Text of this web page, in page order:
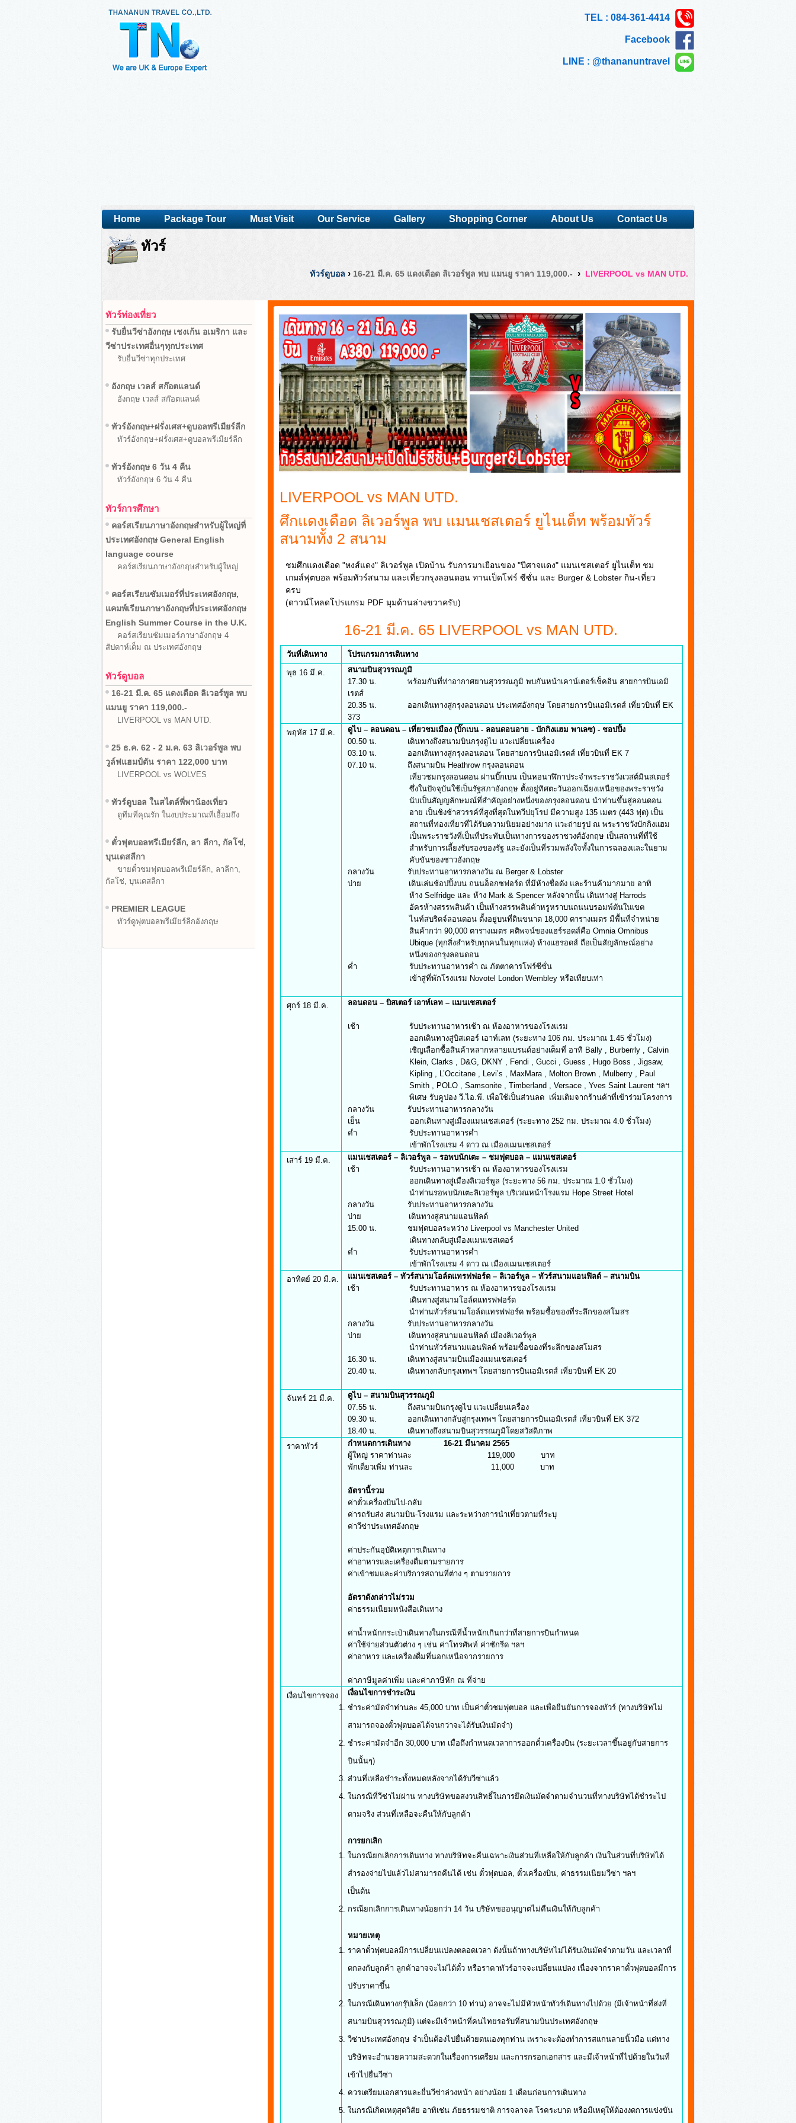
TEL : 084-361-4414
Facebook
LINE : @thananuntravel
Home Package Tour Must Visit Our Service Gallery Shopping Corner About Us Contact Us
ทัวร์
ทัวร์ดูบอล › 16-21 มี.ค. 65 แดงเดือด ลิเวอร์พูล พบ แมนยู ราคา 119,000.- › LIVERPOOL vs MAN UTD.
ทัวร์ท่องเที่ยว
รับยื่นวีซ่าอังกฤษ เชงเก้น อเมริกา และ
วีซ่าประเทศอื่นๆทุกประเทศ
รับยื่นวีซ่าทุกประเทศ
อังกฤษ เวลส์ สก๊อตแลนด์
อังกฤษ เวลส์ สก๊อตแลนด์
ทัวร์อังกฤษ+ฝรั่งเศส+ดูบอลพรีเมียร์ลีก
ทัวร์อังกฤษ+ฝรั่งเศส+ดูบอลพรีเมียร์ลีก
ทัวร์อังกฤษ 6 วัน 4 คืน
ทัวร์อังกฤษ 6 วัน 4 คืน
ทัวร์การศึกษา
คอร์สเรียนภาษาอังกฤษสำหรับผู้ใหญ่ที่
ประเทศอังกฤษ General English
language course
คอร์สเรียนภาษาอังกฤษสำหรับผู้ใหญ่
คอร์สเรียนซัมเมอร์ที่ประเทศอังกฤษ,
แคมพ์เรียนภาษาอังกฤษที่ประเทศอังกฤษ
English Summer Course in the U.K.
คอร์สเรียนซัมเมอร์ภาษาอังกฤษ 4
สัปดาห์เต็ม ณ ประเทศอังกฤษ
ทัวร์ดูบอล
16-21 มี.ค. 65 แดงเดือด ลิเวอร์พูล พบ
แมนยู ราคา 119,000.-
LIVERPOOL vs MAN UTD.
25 ธ.ค. 62 - 2 ม.ค. 63 ลิเวอร์พูล พบ
วูล์ฟแฮมป์ตัน ราคา 122,000 บาท
LIVERPOOL vs WOLVES
ทัวร์ดูบอล ในสไตล์พี่พาน้องเที่ยว
ดูทีมที่คุณรัก ในงบประมาณที่เอื้อมถึง
ตั๋วฟุตบอลพรีเมียร์ลีก, ลา ลีกา, กัลโช่,
บุนเดสลีกา
ขายตั๋วชมฟุตบอลพรีเมียร์ลีก, ลาลีกา,
กัลโช่, บุนเดสลีกา
PREMIER LEAGUE
ทัวร์ดูฟุตบอลพรีเมียร์ลีกอังกฤษ
LIVERPOOL vs MAN UTD.
ศึกแดงเดือด ลิเวอร์พูล พบ แมนเชสเตอร์ ยูไนเต็ท พร้อมทัวร์
สนามทั้ง 2 สนาม
ชมศึกแดงเดือด "หงส์แดง" ลิเวอร์พูล เปิดบ้าน รับการมาเยือนของ "ปีศาจแดง" แมนเชสเตอร์ ยูไนเต็ท ชม
เกมส์ฟุตบอล พร้อมทัวร์สนาม และเที่ยวกรุงลอนดอน ทานเป็ดโฟร์ ซีซั่น และ Burger & Lobster กิน-เที่ยว
ครบ
(ดาวน์โหลดโปรแกรม PDF มุมด้านล่างขวาครับ)
16-21 มี.ค. 65 LIVERPOOL vs MAN UTD.
วันที่เดินทาง โปรแกรมการเดินทาง
พุธ 16 มี.ค.
สนามบินสุวรรณภูมิ
17.30 น. พร้อมกันที่ท่าอากาศยานสุวรรณภูมิ พบกันหน้าเคาน์เตอร์เช็คอิน สายการบินเอมิ
เรตส์
20.35 น. ออกเดินทางสู่กรุงลอนดอน ประเทศอังกฤษ โดยสายการบินเอมิเรตส์ เที่ยวบินที่ EK
373
พฤหัส 17 มี.ค.
ดูไบ – ลอนดอน – เที่ยวชมเมือง (บิ๊กเบน - ลอนดอนอาย - บักกิงแฮม พาเลซ) - ชอปปิ้ง
00.50 น. เดินทางถึงสนามบินกรุงดูไบ แวะเปลี่ยนเครื่อง
03.10 น. ออกเดินทางสู่กรุงลอนดอน โดยสายการบินเอมิเรตส์ เที่ยวบินที่ EK 7
07.10 น. ถึงสนามบิน Heathrow กรุงลอนดอน
เที่ยวชมกรุงลอนดอน ผ่านบิ๊กเบน เป็นหอนาฬิกาประจำพระราชวังเวสต์มินสเตอร์
ซึ่งในปัจจุบันใช้เป็นรัฐสภาอังกฤษ ตั้งอยู่ทิศตะวันออกเฉียงเหนือของพระราชวัง
นับเป็นสัญญลักษมณ์ที่สำคัญอย่างหนึ่งของกรุงลอนดอน นำท่านขึ้นสู่ลอนดอน
อาย เป็นชิงช้าสวรรค์ที่สูงที่สุดในทวีปยุโรป มีความสูง 135 เมตร (443 ฟุต) เป็น
สถานที่ท่องเที่ยวที่ได้รับความนิยมอย่างมาก แวะถ่ายรูป ณ พระราชวังบักกิงแฮม
เป็นพระราชวังที่เป็นที่ประทับเป็นทางการของราชวงศ์อังกฤษ เป็นสถานที่ที่ใช้
สำหรับการเลี้ยงรับรองของรัฐ และยังเป็นที่รวมพลังใจทั้งในการฉลองและในยาม
คับขันของชาวอังกฤษ
กลางวัน รับประทานอาหารกลางวัน ณ Berger & Lobster
บ่าย เดินเล่นช้อปปิ้งบน ถนนอ็อกซฟอร์ด ที่มีห้างชื่อดัง และร้านค้ามากมาย อาทิ
ห้าง Selfridge และ ห้าง Mark & Spencer หลังจากนั้น เดินทางสู่ Harrods
อัครห้างสรรพสินค้า เป็นห้างสรรพสินค้าหรูหราบนถนนบรอมพ์ตันในเขต
ไนท์สบริดจ์ลอนดอน ตั้งอยู่บนที่ดินขนาด 18,000 ตารางเมตร มีพื้นที่จำหน่าย
สินค้ากว่า 90,000 ตารางเมตร คติพจน์ของแฮร์รอดส์คือ Omnia Omnibus
Ubique (ทุกสิ่งสำหรับทุกคนในทุกแห่ง) ห้างแฮรอดส์ ถือเป็นสัญลักษณ์อย่าง
หนึ่งของกรุงลอนดอน
ค่ำ รับประทานอาหารค่ำ ณ ภัตตาคารโฟร์ซีซั่น
เข้าสู่ที่พักโรงแรม Novotel London Wembley หรือเทียบเท่า
ศุกร์ 18 มี.ค. ลอนดอน – บิสเตอร์ เอาท์เลท – แมนเชสเตอร์
เช้า รับประทานอาหารเช้า ณ ห้องอาหารของโรงแรม
ออกเดินทางสู่บิสเตอร์ เอาท์เลท (ระยะทาง 106 กม. ประมาณ 1.45 ชั่วโมง)
เชิญเลือกซื้อสินค้าหลากหลายแบรนด์อย่างเต็มที่ อาทิ Bally , Burberrly , Calvin
Klein, Clarks , D&G, DKNY , Fendi , Gucci , Guess , Hugo Boss , Jigsaw,
Kipling , L’Occitane , Levi’s , MaxMara , Molton Brown , Mulberry , Paul
Smith , POLO , Samsonite , Timberland , Versace , Yves Saint Laurent ฯลฯ
พิเศษ รับคูปอง วี.ไอ.พี. เพื่อใช้เป็นส่วนลด เพิ่มเติมจากร้านค้าที่เข้าร่วมโครงการ
กลางวัน รับประทานอาหารกลางวัน
เย็น ออกเดินทางสู่เมืองแมนเชสเตอร์ (ระยะทาง 252 กม. ประมาณ 4.0 ชั่วโมง)
ค่ำ รับประทานอาหารค่ำ
เข้าพักโรงแรม 4 ดาว ณ เมืองแมนเชสเตอร์
เสาร์ 19 มี.ค.
แมนเชสเตอร์ – ลิเวอร์พูล – รอพบนักเตะ – ชมฟุตบอล – แมนเชสเตอร์
เช้า รับประทานอาหารเช้า ณ ห้องอาหารของโรงแรม
ออกเดินทางสู่เมืองลิเวอร์พูล (ระยะทาง 56 กม. ประมาณ 1.0 ชั่วโมง)
นำท่านรอพบนักเตะลิเวอร์พูล บริเวณหน้าโรงแรม Hope Street Hotel
กลางวัน รับประทานอาหารกลางวัน
บ่าย เดินทางสู่สนามแอนฟิลด์
15.00 น. ชมฟุตบอลระหว่าง Liverpool vs Manchester United
เดินทางกลับสู่เมืองแมนเชสเตอร์
ค่ำ รับประทานอาหารค่ำ
เข้าพักโรงแรม 4 ดาว ณ เมืองแมนเชสเตอร์
อาทิตย์ 20 มี.ค.
แมนเชสเตอร์ – ทัวร์สนามโอล์ดแทรฟฟอร์ด – ลิเวอร์พูล – ทัวร์สนามแอนฟิลด์ – สนามบิน
เช้า รับประทานอาหาร ณ ห้องอาหารของโรงแรม
เดินทางสู่สนามโอล์ดแทรฟฟอร์ด
นำท่านทัวร์สนามโอล์ดแทรฟฟอร์ด พร้อมซื้อของที่ระลึกของสโมสร
กลางวัน รับประทานอาหารกลางวัน
บ่าย เดินทางสู่สนามแอนฟิลด์ เมืองลิเวอร์พูล
นำท่านทัวร์สนามแอนฟิลด์ พร้อมซื้อของที่ระลึกของสโมสร
16.30 น. เดินทางสู่สนามบินเมืองแมนเชสเตอร์
20.40 น. เดินทางกลับกรุงเทพฯ โดยสายการบินเอมิเรตส์ เที่ยวบินที่ EK 20
จันทร์ 21 มี.ค.
ดูไบ – สนามบินสุวรรณภูมิ
07.55 น. ถึงสนามบินกรุงดูไบ แวะเปลี่ยนเครื่อง
09.30 น. ออกเดินทางกลับสู่กรุงเทพฯ โดยสายการบินเอมิเรตส์ เที่ยวบินที่ EK 372
18.40 น. เดินทางถึงสนามบินสุวรรณภูมิโดยสวัสดิภาพ
ราคาทัวร์
กำหนดการเดินทาง
16-21 มีนาคม 2565
ผู้ใหญ่ ราคาท่านละ 119,000 บาท
พักเดี่ยวเพิ่ม ท่านละ 11,000 บาท
อัตรานี้รวม
ค่าตั๋วเครื่องบินไป-กลับ
ค่ารถรับส่ง สนามบิน-โรงแรม และระหว่างการนำเที่ยวตามที่ระบุ
ค่าวีซ่าประเทศอังกฤษ
ค่าประกันอุบัติเหตุการเดินทาง
ค่าอาหารและเครื่องดื่มตามรายการ
ค่าเข้าชมและค่าบริการสถานที่ต่าง ๆ ตามรายการ
อัตราดังกล่าวไม่รวม
ค่าธรรมเนียมหนังสือเดินทาง
ค่าน้ำหนักกระเป๋าเดินทางในกรณีที่น้ำหนักเกินกว่าที่สายการบินกำหนด
ค่าใช้จ่ายส่วนตัวต่าง ๆ เช่น ค่าโทรศัพท์ ค่าซักรีด ฯลฯ
ค่าอาหาร และเครื่องดื่มที่นอกเหนือจากรายการ
ค่าภาษีมูลค่าเพิ่ม และค่าภาษีหัก ณ ที่จ่าย
เงื่อนไขการจอง
เงื่อนไขการชำระเงิน
ชำระค่ามัดจำท่านละ 45,000 บาท เป็นค่าตั๋วชมฟุตบอล และเพื่อยืนยันการจองทัวร์ (ทางบริษัทไม่
สามารถจองตั๋วฟุตบอลได้จนกว่าจะได้รับเงินมัดจำ)
ชำระค่ามัดจำอีก 30,000 บาท เมื่อถึงกำหนดเวลาการออกตั๋วเครื่องบิน (ระยะเวลาขึ้นอยู่กับสายการ
บินนั้นๆ)
ส่วนที่เหลือชำระทั้งหมดหลังจากได้รับวีซ่าแล้ว
ในกรณีที่วีซ่าไม่ผ่าน ทางบริษัทขอสงวนสิทธิ์ในการยึดเงินมัดจำตามจำนวนที่ทางบริษัทได้ชำระไป
ตามจริง ส่วนที่เหลือจะคืนให้กับลูกค้า
การยกเลิก
ในกรณียกเลิกการเดินทาง ทางบริษัทจะคืนเฉพาะเงินส่วนที่เหลือให้กับลูกค้า เงินในส่วนที่บริษัทได้
สำรองจ่ายไปแล้วไม่สามารถคืนได้ เช่น ตั๋วฟุตบอล, ตั๋วเครื่องบิน, ค่าธรรมเนียมวีซ่า ฯลฯ
เป็นต้น
กรณียกเลิกการเดินทางน้อยกว่า 14 วัน บริษัทขออนุญาตไม่คืนเงินให้กับลูกค้า
หมายเหตุ
ราคาตั๋วฟุตบอลมีการเปลี่ยนแปลงตลอดเวลา ดังนั้นถ้าทางบริษัทไม่ได้รับเงินมัดจำตามวัน และเวลาที่
ตกลงกับลูกค้า ลูกค้าอาจจะไม่ได้ตั๋ว หรือราคาทัวร์อาจจะเปลี่ยนแปลง เนื่องจากราคาตั๋วฟุตบอลมีการ
ปรับราคาขึ้น
ในกรณีเดินทางกรุ๊ปเล็ก (น้อยกว่า 10 ท่าน) อาจจะไม่มีหัวหน้าทัวร์เดินทางไปด้วย (มีเจ้าหน้าที่ส่งที่
สนามบินสุวรรณภูมิ) แต่จะมีเจ้าหน้าที่คนไทยรอรับที่สนามบินประเทศอังกฤษ
วีซ่าประเทศอังกฤษ จำเป็นต้องไปยื่นด้วยตนเองทุกท่าน เพราะจะต้องทำการสแกนลายนิ้วมือ แต่ทาง
บริษัทจะอำนวยความสะดวกในเรื่องการเตรียม และการกรอกเอกสาร และมีเจ้าหน้าที่ไปด้วยในวันที่
เข้าไปยื่นวีซ่า
ควรเตรียมเอกสารและยื่นวีซ่าล่วงหน้า อย่างน้อย 1 เดือนก่อนการเดินทาง
ในกรณีเกิดเหตุสุดวิสัย อาทิเช่น ภัยธรรมชาติ การจลาจล โรคระบาด หรือมีเหตุให้ต้องงดการแข่งขัน